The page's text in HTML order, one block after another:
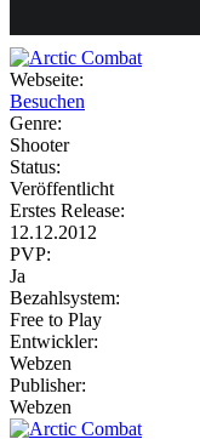
Webseite:
Besuchen
Genre:
Shooter
Status:
Veröffentlicht
Erstes Release:
12.12.2012
PVP:
Ja
Bezahlsystem:
Free to Play
Entwickler:
Webzen
Publisher:
Webzen